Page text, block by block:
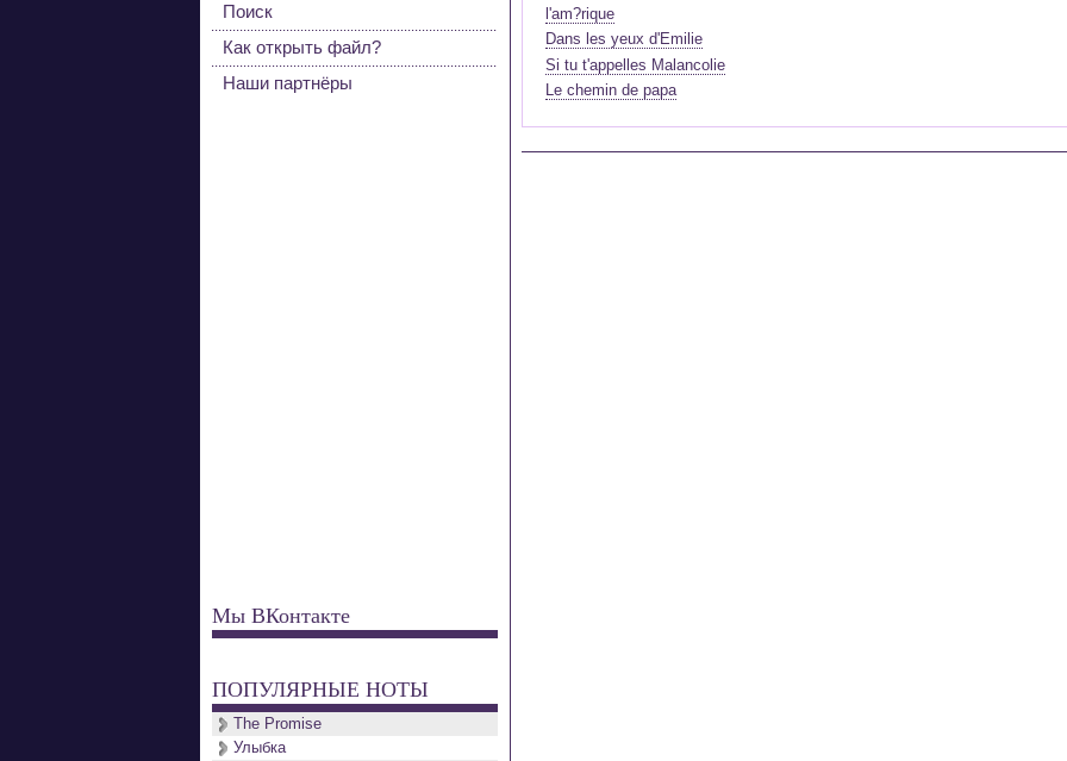
l'am?rique
Dans les yeux d'Emilie
Si tu t'appelles Malancolie
Le chemin de papa
Поиск
Как открыть файл?
Наши партнёры
Мы ВКонтакте
ПОПУЛЯРНЫЕ НОТЫ
The Promise
Улыбка